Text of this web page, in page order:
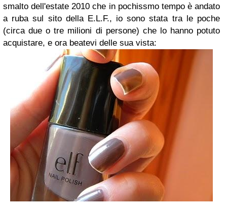
smalto dell'estate 2010 che in pochissmo tempo è andato
a ruba sul sito della E.L.F., io sono stata tra le poche
(circa due o tre milioni di persone) che lo hanno potuto
acquistare, e ora beatevi delle sua vista: